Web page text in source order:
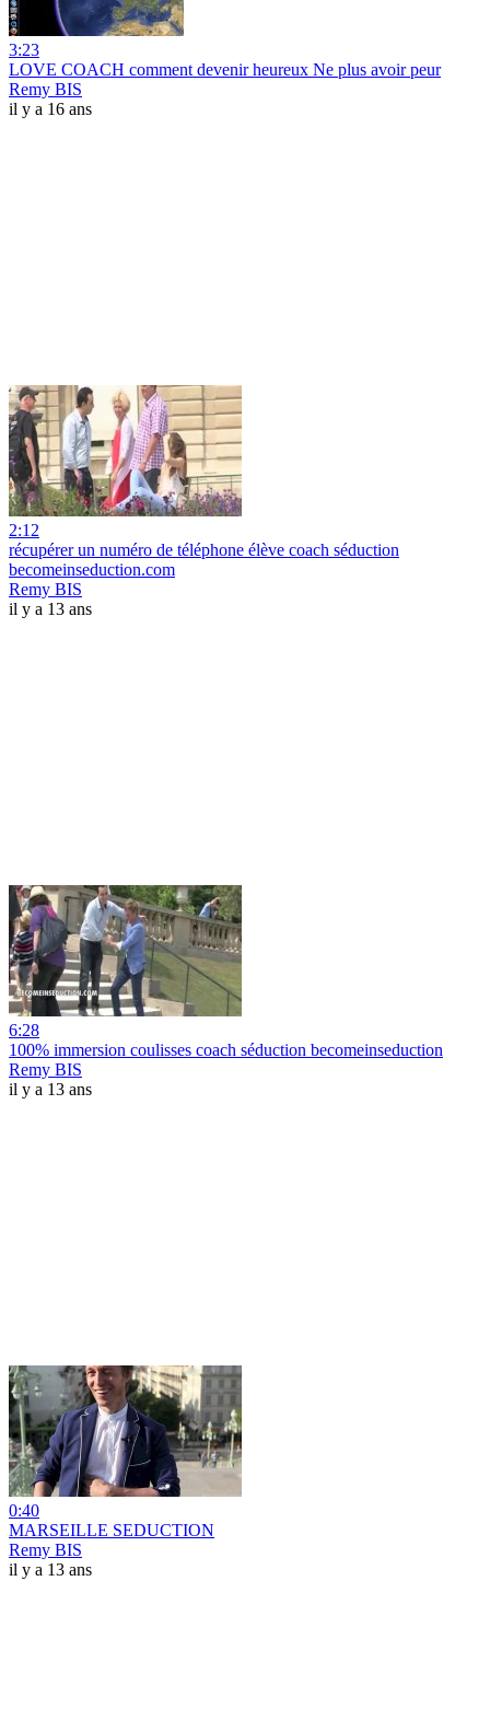
3:23
LOVE COACH comment devenir heureux Ne plus avoir peur
Remy BIS
il y a 16 ans
2:12
récupérer un numéro de téléphone élève coach séduction
becomeinseduction.com
Remy BIS
il y a 13 ans
6:28
100% immersion coulisses coach séduction becomeinseduction
Remy BIS
il y a 13 ans
0:40
MARSEILLE SEDUCTION
Remy BIS
il y a 13 ans